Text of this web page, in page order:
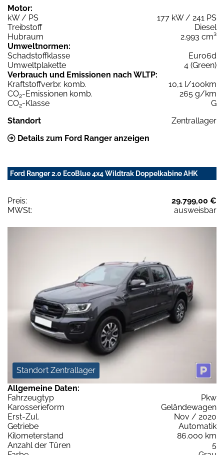
Motor:
kW / PS
177 kW / 241 PS
Treibstoff
Diesel
Hubraum
2.993 cm³
Umweltnormen:
Schadstoffklasse
Euro6d
Umweltplakette
4 (Green)
Verbrauch und Emissionen nach WLTP:
Kraftstoffverbr. komb.
10,1 l/100km
CO2-Emissionen komb.
265 g/km
CO2-Klasse
G
Standort
Zentrallager
Details zum Ford Ranger anzeigen
Ford Ranger 2.0 EcoBlue 4x4 Wildtrak Doppelkabine AHK
Preis:
29.799,00 €
MWSt:
ausweisbar
Standort Zentrallager
Allgemeine Daten:
Fahrzeugtyp
Pkw
Karosserieform
Geländewagen
Erst-Zul.
Nov / 2020
Getriebe
Automatik
Kilometerstand
86.000 km
Anzahl der Türen
5